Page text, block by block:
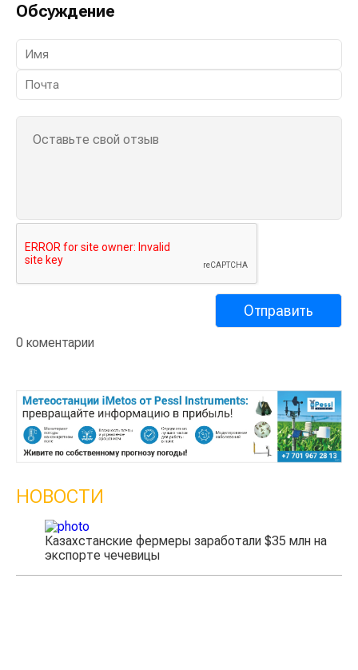
Обсуждение
0 коментарии
НОВОСТИ
Казахстанские фермеры заработали $35 млн на
экспорте чечевицы